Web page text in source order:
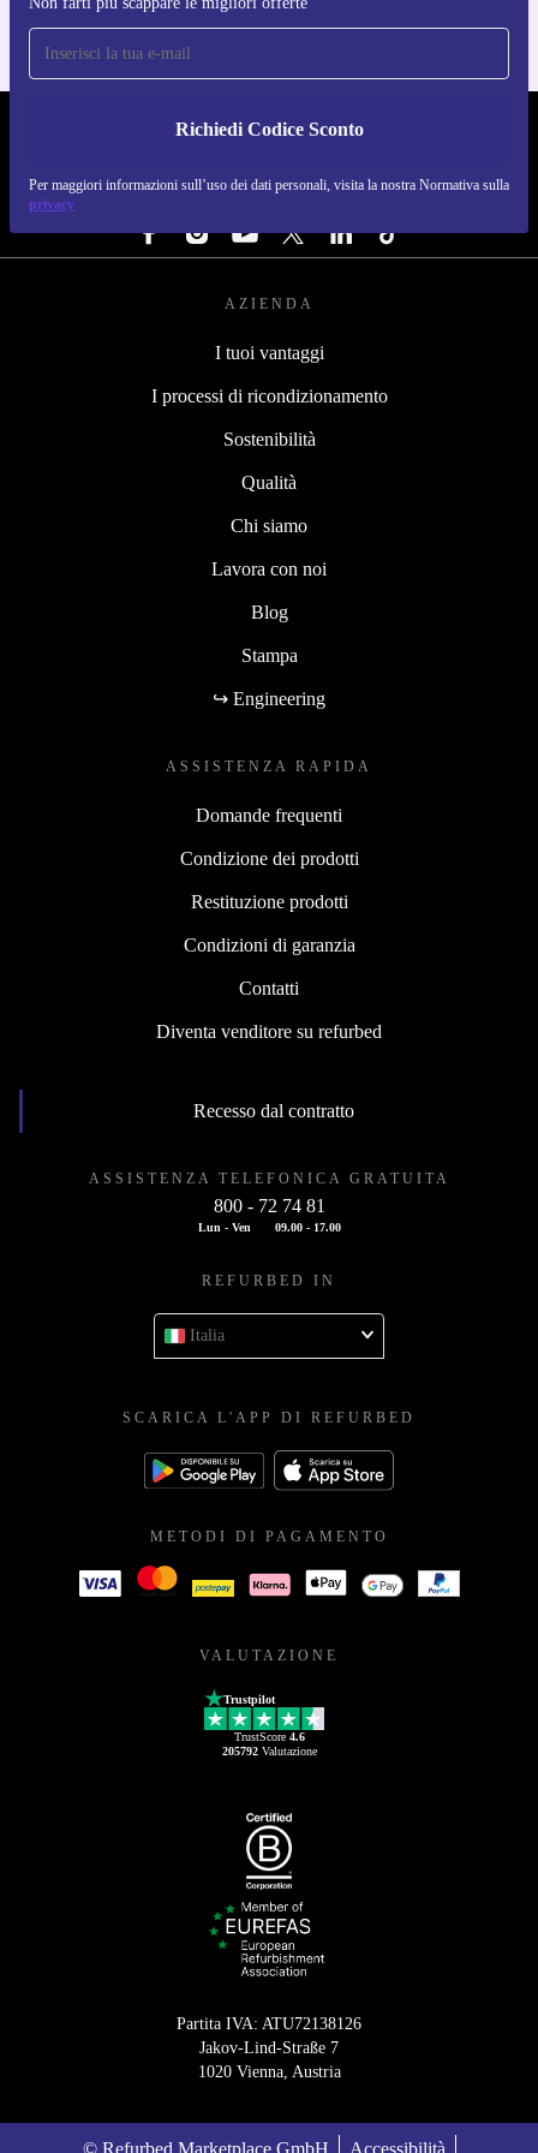
Richiedi Codice Sconto
Per maggiori informazioni sull’uso dei dati personali, visita la nostra Normativa sulla
privacy
REFURBED ITALIA - RETHINK NEW.
SEGUICI SU
AZIENDA
I tuoi vantaggi
I processi di ricondizionamento
Sostenibilità
Qualità
Chi siamo
Lavora con noi
Blog
Stampa
↪ Engineering
ASSISTENZA RAPIDA
Domande frequenti
Condizione dei prodotti
Restituzione prodotti
Condizioni di garanzia
Contatti
Diventa venditore su refurbed
Recesso dal contratto
ASSISTENZA TELEFONICA GRATUITA
800 - 72 74 81
Lun - Ven 09.00 - 17.00
REFURBED IN
Italia
SCARICA L'APP DI REFURBED
METODI DI PAGAMENTO
VALUTAZIONE
Trustpilot
TrustScore 4.6
205792Valutazione
Partita IVA: ATU72138126
Jakov-Lind-Straße 7
1020 Vienna, Austria
© Refurbed Marketplace GmbH Accessibilità